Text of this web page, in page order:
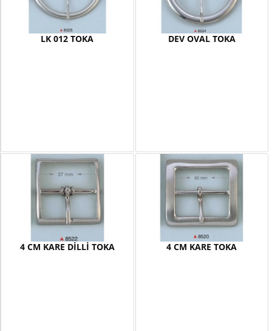
LK 012 TOKA DEV OVAL TOKA
4 CM KARE DİLLİ TOKA 4 CM KARE TOKA